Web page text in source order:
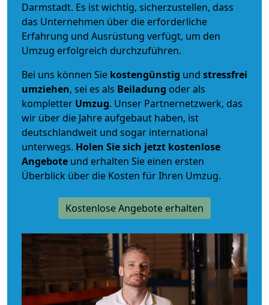
Darmstadt. Es ist wichtig, sicherzustellen, dass
das Unternehmen über die erforderliche
Erfahrung und Ausrüstung verfügt, um den
Umzug erfolgreich durchzuführen.
Bei uns können Sie kostengünstig und stressfrei
umziehen, sei es als Beiladung oder als
kompletter Umzug. Unser Partnernetzwerk, das
wir über die Jahre aufgebaut haben, ist
deutschlandweit und sogar international
unterwegs. Holen Sie sich jetzt kostenlose
Angebote und erhalten Sie einen ersten
Überblick über die Kosten für Ihren Umzug.
Kostenlose Angebote erhalten